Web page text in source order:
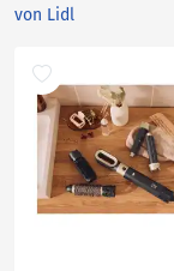
von Lidl